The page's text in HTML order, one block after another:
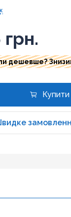
дешевше?
Купити